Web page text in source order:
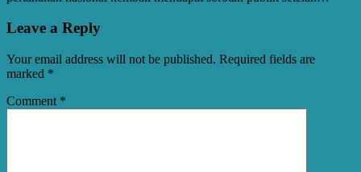
Leave a Reply
Your email address will not be published. Required fields are
marked *
Comment *